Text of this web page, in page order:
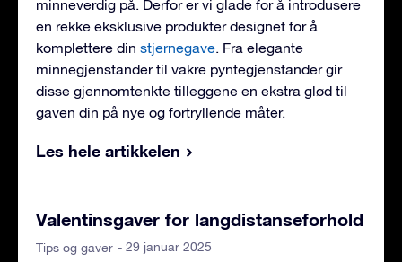
minneverdig på. Derfor er vi glade for å introdusere
en rekke eksklusive produkter designet for å
komplettere din stjernegave. Fra elegante
minnegjenstander til vakre pyntegjenstander gir
disse gjennomtenkte tilleggene en ekstra glød til
gaven din på nye og fortryllende måter.
Les hele artikkelen
Valentinsgaver for langdistanseforhold
Tips og gaver - 29 januar 2025